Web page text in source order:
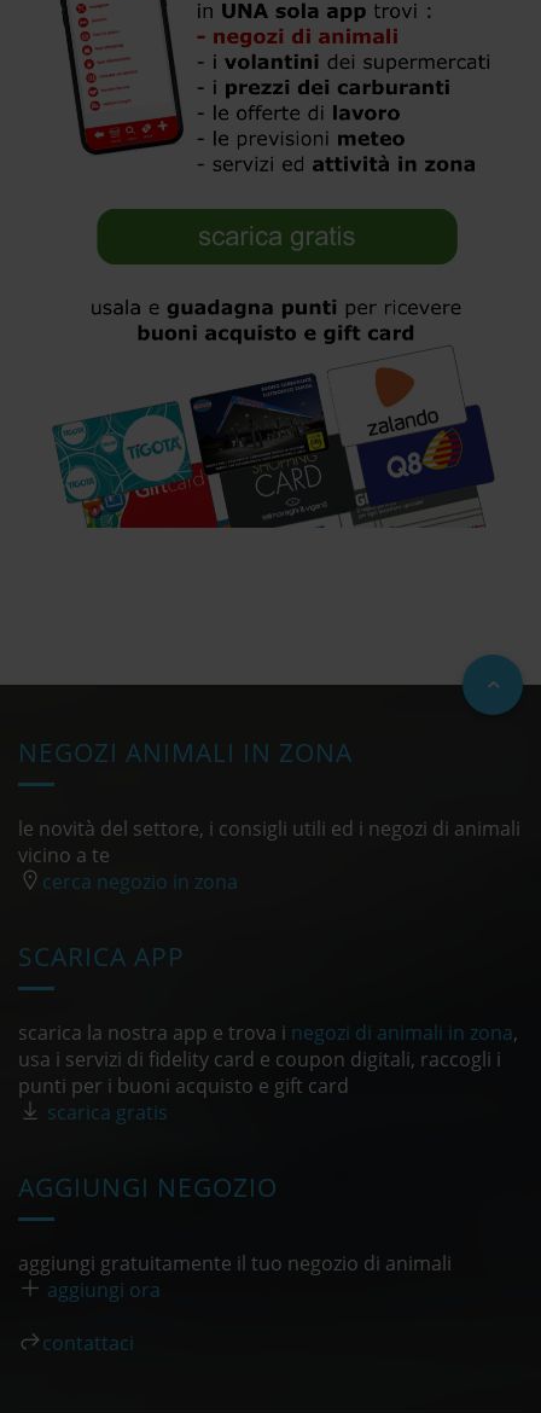
NEGOZI ANIMALI IN ZONA
le novità del settore, i consigli utili ed i negozi di animali
vicino a te
cerca negozio in zona
SCARICA APP
scarica la nostra app e trova i negozi di animali in zona,
usa i servizi di fidelity card e coupon digitali, raccogli i
punti per i buoni acquisto e gift card
scarica gratis
AGGIUNGI NEGOZIO
aggiungi gratuitamente il tuo negozio di animali
aggiungi ora
contattaci